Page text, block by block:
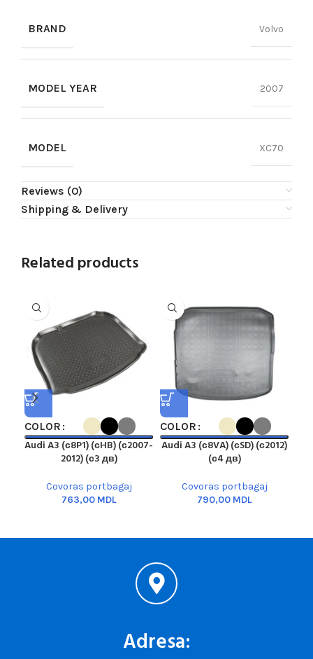
BRAND Volvo
MODEL YEAR 2007
MODEL XC70
Reviews (0)
Shipping & Delivery
Related products
COLOR
Audi A3 (с8P1) (сHB) (с2007-
2012) (с3 дв)
Covoras portbagaj
MDL
COLOR
Audi A3 (с8VA) (сSD) (с2012)
(с4 дв)
Covoras portbagaj
MDL
Adresa: